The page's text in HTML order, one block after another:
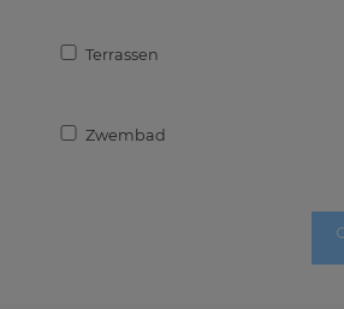
Terrassen
Zwembad